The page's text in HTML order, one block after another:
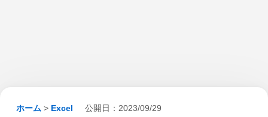
ホーム > Excel 公開日： 2023/09/29